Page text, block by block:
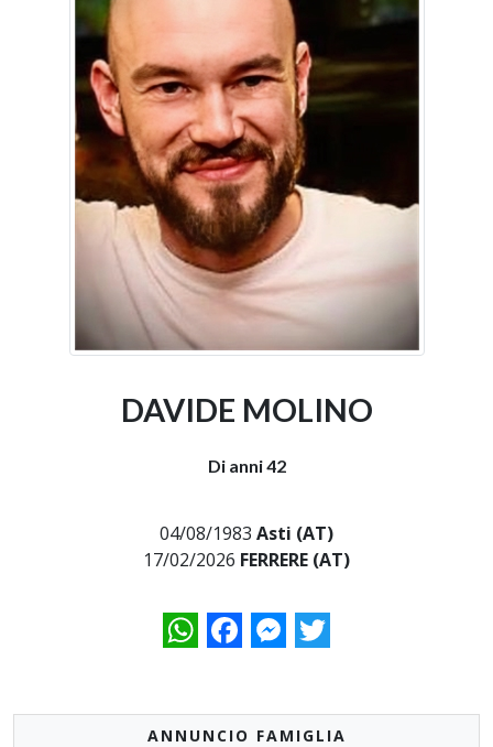
DAVIDE MOLINO
Di anni 42
04/08/1983 Asti (AT)
17/02/2026 FERRERE (AT)
WhatsAppFacebookMessenger
Twitter
ANNUNCIO FAMIGLIA